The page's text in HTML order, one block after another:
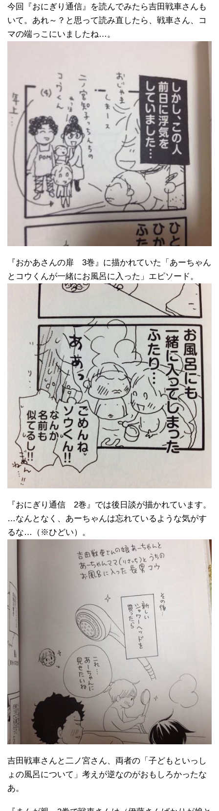
今回『おにぎり通信』を読んでみたら吉田戦車さんも
いて。あれ～？と思って読み直したら、戦車さん、コ
マの端っこにいましたね…。
『おかあさんの扉 3巻』に描かれていた「あーちゃん
とコウくんが一緒にお風呂に入った」エピソード。
『おにぎり通信 2巻』では後日談が描かれています。
…なんとなく、あーちゃんは忘れているような気がす
るな…（※ひどい）。
吉田戦車さんと二ノ宮さん、両者の「子どもといっし
ょの風呂について」考えが逆なのがおもしろかったな
あ。